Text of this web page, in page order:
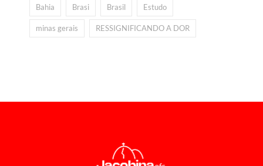
Bahia Brasi Brasil Estudo
minas gerais RESSIGNIFICANDO A DOR